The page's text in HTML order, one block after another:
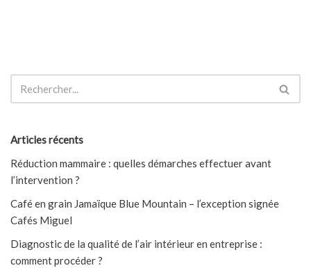
Articles récents
Réduction mammaire : quelles démarches effectuer avant
l’intervention ?
Café en grain Jamaïque Blue Mountain – l’exception signée
Cafés Miguel
Diagnostic de la qualité de l’air intérieur en entreprise :
comment procéder ?